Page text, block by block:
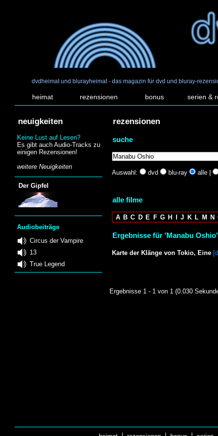
dvdheimat und blurayheimat - das magazin für dvd und bluray-
heimat rezensionen bonus serien &
neuigkeiten
Keine Lust auf Lesen?
Es gibt auch Audio-Tracks zu
einigen Rezensionen!
weitere Neuigkeiten
Der Gipfel
Audiobeiträge
Circus der Vampire
13
True Legend
rezensionen
suche
Auswahl: dvd blu-ray alle |
alle filme
A B C D E F G H I J K L M N
Ergebnisse für 'Manabu
Karte der Klänge von Tokio, Eine
Ergebnisse 1 - 1 von 1 (0.030